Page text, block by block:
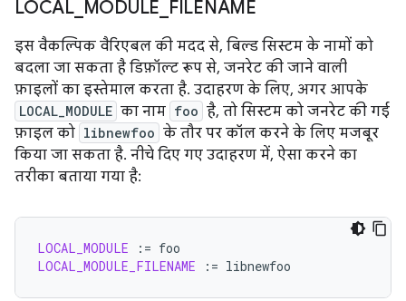
LOCAL_ MODULE FILENAME
इस वैकल्पिक वैरिएबल की मदद से, बिल्ड सिस्टम के नामों को
बदला जा सकता है डिफ़ॉल्ट रूप से, जनरेट की जाने वाली
फ़ाइलों का इस्तेमाल करता है. उदाहरण के लिए, अगर आपके
LOCAL_MODULE का नाम foo है, तो सिस्टम को जनरेट की गई
फ़ाइल को libnewfoo के तौर पर कॉल करने के लिए मजबूर
किया जा सकता है. नीचे दिए गए उदाहरण में, ऐसा करने का
तरीका बताया गया है:
LOCAL_MODULE :=
LOCAL_MODULE_FILENAME
:=